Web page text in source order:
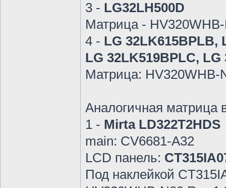
3 - LG32LH500D
Матрица -
4 - LG 32LK615BPLB,
LG 32LK519BPLC,
Матрица: HV320WHB-
Аналогичная матрица
1 - Mirta LD322T2HDS
main: CV6681-A32
LCD панель:
Под наклейкой